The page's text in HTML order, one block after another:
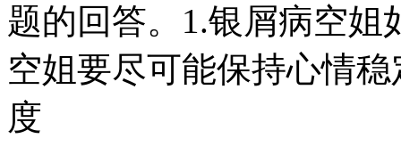
题的回答。1.银屑病空
空姐要尽可能保持心情
度